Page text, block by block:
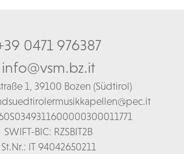
0471 976387
info@vsm.bz.it
1, 39100 Bozen (Südtirol)
SWIFT-BIC: RZSBIT2B
St.Nr.: IT 94042650211